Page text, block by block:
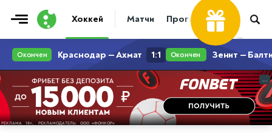
Хоккей Матчи Прогнозы
...
...